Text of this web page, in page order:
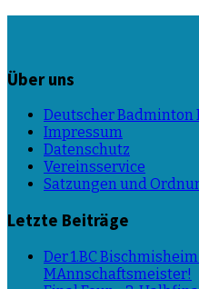
Über uns
Deutscher Badminton
Impressum
Datenschutz
Vereinsservice
Satzungen und
Letzte Beiträge
Der 1.BC
MAnnschaftsmeister!